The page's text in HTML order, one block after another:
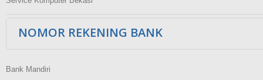
NOMOR REKENING BANK
Bank Mandiri